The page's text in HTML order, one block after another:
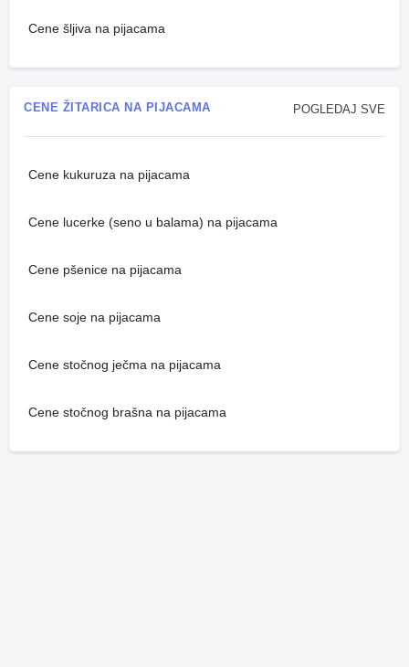
Cene šljiva na pijacama
POGLEDAJ SVE
CENE ŽITARICA NA PIJACAMA
Cene kukuruza na pijacama
Cene lucerke (seno u balama) na pijacama
Cene pšenice na pijacama
Cene soje na pijacama
Cene stočnog ječma na pijacama
Cene stočnog brašna na pijacama